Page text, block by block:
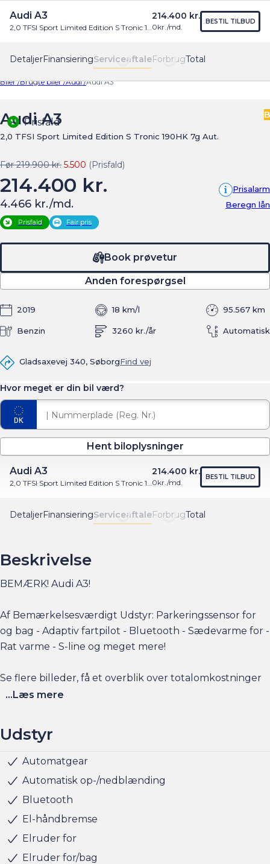
Find os Menu
DetaljerFinansieringServiceaftaleForbrugTotal
Audi A3
2,0 TFSI Sport Limited Edition S Tronic 190HK 7g Aut.
214.400 kr.
0kr./md.
BESTIL TILBUD
Biler /Brugte biler /Audi /Audi A3
Prisfald
Audi A3
2,0 TFSI Sport Limited Edition S Tronic 190HK 7g Aut.
B
Før 219.900 kr. 5.500 (Prisfald)
214.400 kr. Prisalarm
4.466 kr./md. Beregn lån
Prisfald Fair pris
95.567 km
2019 18 km/l
3260 kr./år
Benzin Automatisk
Book prøvetur
Anden forespørgsel
Gladsaxevej 340, SøborgFind vej
Hvor meget er din bil værd?
Hent biloplysninger
DetaljerFinansieringServiceaftaleForbrugTotal
Audi A3
2,0 TFSI Sport Limited Edition S Tronic 190HK 7g Aut.
214.400 kr.
0kr./md.
BESTIL TILBUD
Beskrivelse
BEMÆRK! Audi A3!
Af Bemærkelsesværdigt Udstyr: Parkeringssensor for
og bag - Adaptiv fartpilot - Bluetooth - Sædevarme for -
Rat varme - S-line og meget mere!
Se flere billeder, få et overblik over totalomkostninger
og faktorers påvirkning på rækkevidden på am.dk
am.dk - så er bilen gjort klar, når du kommer, og der er
sat tid af med en salgskonsulent til at snakke om
Har du behov for et billån, så kan vi hjælpe med
finansiering til markedets bedste priser og vilkår, og vi
tager naturligvis også gerne din nuværende bil i bytte,
hvis du har behov for at få afsat den.
...Læs mere
Udstyr
Automatgear
Automatisk op-/nedblænding
Bluetooth
El-håndbremse
Elruder for
Elruder for/bag
Musikstreaming via bluetooth
Parkeringssensor bag
Parkeringssensor for
Parkeringssensor for/bag
Radio
Servo
Sædevarme for
Alufælge
Metallak
Armlæn
Højdejusterbart førersæde
Kopholder
Justerbart rat
Stofindtræk
ABS
Airbag
Antispin
Isofix
Lyssensor
Selealarm
Startspærre
Vejbaneassistent